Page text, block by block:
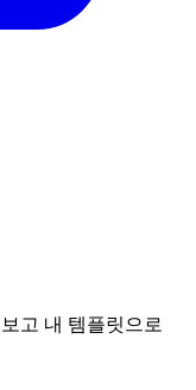
고 내 템플릿으로